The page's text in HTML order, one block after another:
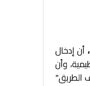
أن إدخال
وأن
الطريق"